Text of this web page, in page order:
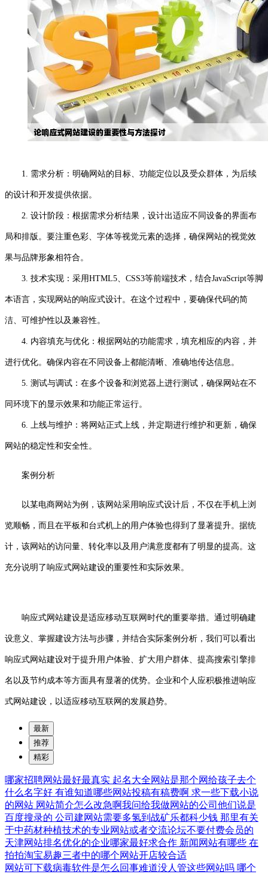
1. 需求分析：明确网站的目标、功能定位以及受众群体，为后续
的设计和开发提供依据。
2. 设计阶段：根据需求分析结果，设计出适应不同设备的界面布
局和排版。要注重色彩、字体等视觉元素的选择，确保网站的视觉效
果与品牌形象相符合。
3. 技术实现：采用HTML5、CSS3等前端技术，结合JavaScript等脚
本语言，实现网站的响应式设计。在这个过程中，要确保代码的简
洁、可维护性以及兼容性。
4. 内容填充与优化：根据网站的功能需求，填充相应的内容，并
进行优化。确保内容在不同设备上都能清晰、准确地传达信息。
5. 测试与调试：在多个设备和浏览器上进行测试，确保网站在不
同环境下的显示效果和功能正常运行。
6. 上线与维护：将网站正式上线，并定期进行维护和更新，确保
网站的稳定性和安全性。
案例分析
以某电商网站为例，该网站采用响应式设计后，不仅在手机上浏
览顺畅，而且在平板和台式机上的用户体验也得到了显著提升。据统
计，该网站的访问量、转化率以及用户满意度都有了明显的提高。这
充分说明了响应式网站建设的重要性和实际效果。
响应式网站建设是适应移动互联网时代的重要举措。通过明确建
设意义、掌握建设方法与步骤，并结合实际案例分析，我们可以看出
响应式网站建设对于提升用户体验、扩大用户群体、提高搜索引擎排
名以及节约成本等方面具有显著的优势。企业和个人应积极推进响应
式网站建设，以适应移动互联网的发展趋势。
最新
推荐
精彩
哪家招聘网站最好最真实 起名大全网站是那个网给孩子去个
什么名字好 有谁知道哪些网站投稿有稿费啊 求一些下载小说
的网站 网站简介怎么改急啊我问给我做网站的公司他们说是
百度搜录的 公司建网站需要多氢到战矿乐都科少钱 那里有关
于中药材种植技术的专业网站或者交流论坛不要付费会员的
天津网站排名优化的企业哪家最好求合作 新闻网站有哪些 在
拍拍淘宝易趣三者中的哪个网站开店较合适
网站可下载病毒软件是怎么回事难道没人管这些网站吗 哪个